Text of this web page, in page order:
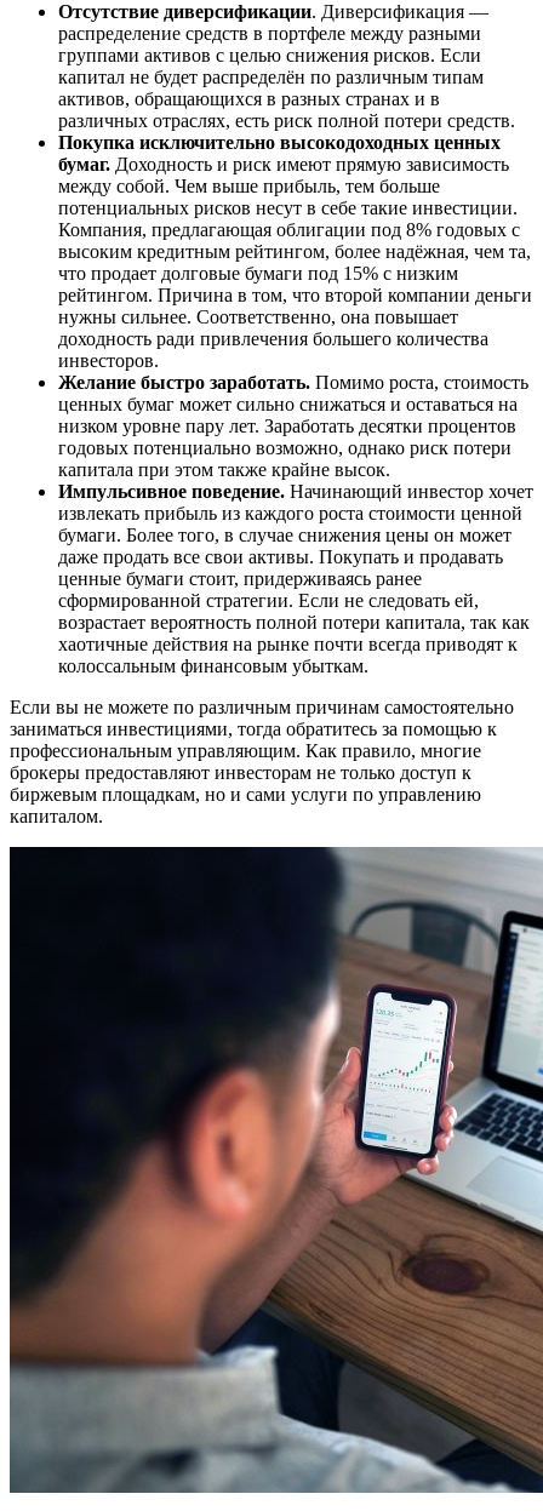
Отсутствие диверсификации. Диверсификация —
распределение средств в портфеле между разными
группами активов с целью снижения рисков. Если
капитал не будет распределён по различным типам
активов, обращающихся в разных странах и в
различных отраслях, есть риск полной потери средств.
Покупка исключительно высокодоходных ценных
бумаг. Доходность и риск имеют прямую зависимость
между собой. Чем выше прибыль, тем больше
потенциальных рисков несут в себе такие инвестиции.
Компания, предлагающая облигации под 8% годовых с
высоким кредитным рейтингом, более надёжная, чем та,
что продает долговые бумаги под 15% с низким
рейтингом. Причина в том, что второй компании деньги
нужны сильнее. Соответственно, она повышает
доходность ради привлечения большего количества
инвесторов.
Желание быстро заработать. Помимо роста, стоимость
ценных бумаг может сильно снижаться и оставаться на
низком уровне пару лет. Заработать десятки процентов
годовых потенциально возможно, однако риск потери
капитала при этом также крайне высок.
Импульсивное поведение. Начинающий инвестор хочет
извлекать прибыль из каждого роста стоимости ценной
бумаги. Более того, в случае снижения цены он может
даже продать все свои активы. Покупать и продавать
ценные бумаги стоит, придерживаясь ранее
сформированной стратегии. Если не следовать ей,
возрастает вероятность полной потери капитала, так как
хаотичные действия на рынке почти всегда приводят к
колоссальным финансовым убыткам.
Если вы не можете по различным причинам самостоятельно
заниматься инвестициями, тогда обратитесь за помощью к
профессиональным управляющим. Как правило, многие
брокеры предоставляют инвесторам не только доступ к
биржевым площадкам, но и сами услуги по управлению
капиталом.